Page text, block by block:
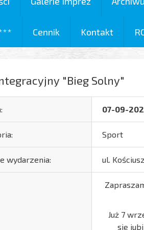
Cennik Kontakt
"Bieg Solny"
07-09-
Sport
wydarzenia: ul.
Już 7
się